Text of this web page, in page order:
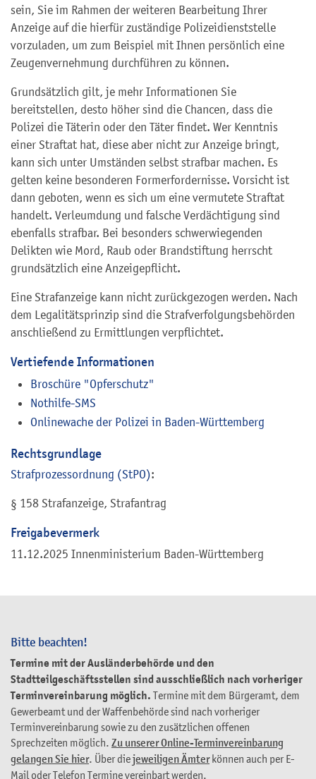
Bitte beachten!
Termine mit der Ausländerbehörde und den
Stadtteilgeschäftsstellen sind ausschließlich nach vorheriger
Terminvereinbarung möglich. Termine mit dem Bürgeramt, dem
Gewerbeamt und der Waffenbehörde sind nach vorheriger
Terminvereinbarung sowie zu den zusätzlichen offenen
Sprechzeiten möglich. Zu unserer Online-Terminvereinbarung
gelangen Sie hier. Über diejeweiligen Ämterkönnen auch per E-
Mail oder Telefon Termine vereinbart werden.
sein, Sie im Rahmen der weiteren Bearbeitung Ihrer
Anzeige auf die hierfür zuständige Polizeidienststelle
vorzuladen, um zum Beispiel mit Ihnen persönlich eine
Zeugenvernehmung durchführen zu können.
Grundsätzlich gilt, je mehr Informationen Sie
bereitstellen, desto höher sind die Chancen, dass die
Polizei die Täterin oder den Täter findet. Wer Kenntnis
einer Straftat hat, diese aber nicht zur Anzeige bringt,
kann sich unter Umständen selbst strafbar machen. Es
gelten keine besonderen Formerfordernisse. Vorsicht ist
dann geboten, wenn es sich um eine vermutete Straftat
handelt. Verleumdung und falsche Verdächtigung sind
ebenfalls strafbar. Bei besonders schwerwiegenden
Delikten wie Mord, Raub oder Brandstiftung herrscht
grundsätzlich eine Anzeigepflicht.
Eine Strafanzeige kann nicht zurückgezogen werden. Nach
dem Legalitätsprinzip sind die Strafverfolgungsbehörden
anschließend zu Ermittlungen verpflichtet.
Vertiefende Informationen
Broschüre "Opferschutz"
Nothilfe-SMS
Onlinewache der Polizei in Baden-Württemberg
Rechtsgrundlage
Strafprozessordnung (StPO):
§ 158 Strafanzeige, Strafantrag
Freigabevermerk
11.12.2025 Innenministerium Baden-Württemberg